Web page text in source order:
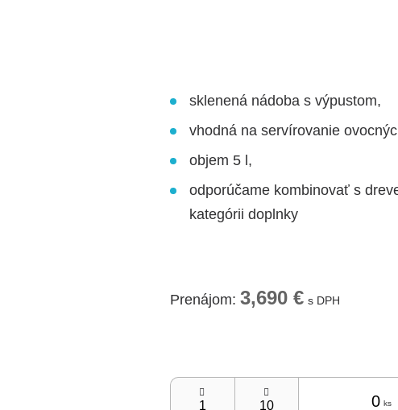
sklenená nádoba s výpustom,
vhodná na servírovanie
objem 5 l,
odporúčame kombinovať s
kategórii doplnky
Prenájom: 3,690 € s DPH